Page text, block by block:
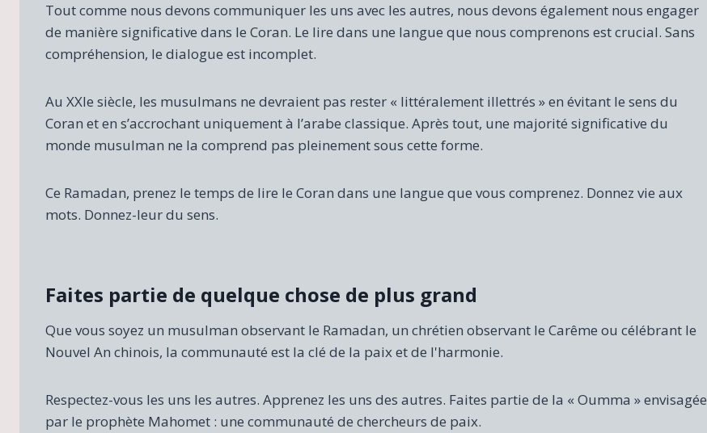
Tout comme nous devons communiquer les uns avec les autres, nous devons également nous engager
de manière significative dans le Coran. Le lire dans une langue que nous comprenons est crucial. Sans
compréhension, le dialogue est incomplet.
Au XXIe siècle, les musulmans ne devraient pas rester « littéralement illettrés » en évitant le sens du
Coran et en s’accrochant uniquement à l’arabe classique. Après tout, une majorité significative du
monde musulman ne la comprend pas pleinement sous cette forme.
Ce Ramadan, prenez le temps de lire le Coran dans une langue que vous comprenez. Donnez vie aux
mots. Donnez-leur du sens.
Faites partie de quelque chose de plus grand
Que vous soyez un musulman observant le Ramadan, un chrétien observant le Carême ou célébrant le
Nouvel An chinois, la communauté est la clé de la paix et de l'harmonie.
Respectez-vous les uns les autres. Apprenez les uns des autres. Faites partie de la « Oumma » envisagée
par le prophète Mahomet : une communauté de chercheurs de paix.